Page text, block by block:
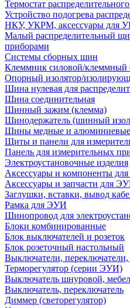
Термостат
Устройство подогрева
НКУ, УКРМ, аксессуары для
Малый распределительный
приборами
Системы сборных шин
Клеммник силовой/клеммный
Опорный изолятор/
Шина нулевая для
Шина соединительная
Шинный зажим (клемма)
Шинодержатель (шинный
Шины медные и алюминиевые
Щиты и панели для
Панель для измерительных
Электроустановочные изделия
Аксессуары и компоненты
Аксессуары и запчасти для
Заглушки, вставки, вывод
Рамка для ЭУИ
Шинопровод для
Блоки комбинированные
Блок выключателей и розеток
Блок розеточный настольный
Выключатели,
Терморегулятор (серии ЭУИ)
Выключатель шнуровой,
Выключатель, переключатель
Диммер (светорегулятор)